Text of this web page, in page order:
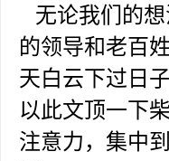
无论我们的想
的领导和老百
天白云下过日
以此文顶一下
注意力，集中